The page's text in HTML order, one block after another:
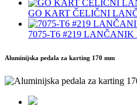
GO KART ČELIČNI
7075‐T6 #219
Aluminijska pedala za karting 170 mm